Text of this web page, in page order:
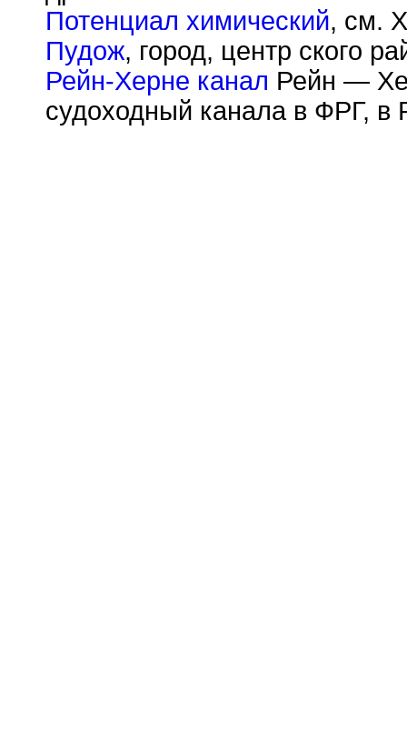
Потенциал химический, см.
Пудож, город, центр ского
Рейн-Херне канал Рейн —
судоходный канала в ФРГ, в